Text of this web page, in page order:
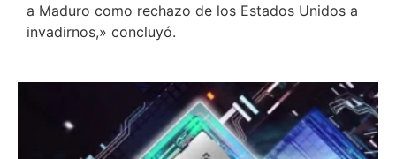
a Maduro como rechazo de los Estados Unidos a
invadirnos,» concluyó.